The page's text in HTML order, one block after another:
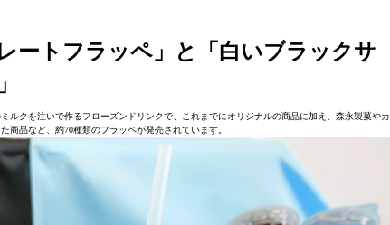
ートフラッペ」と「白いブラックサ
ルクを注いで作るフローズンドリンクで、これまでにオリジナルの商品に加え、森永製菓やカ
商品など、約70種類のフラッペが発売されています。